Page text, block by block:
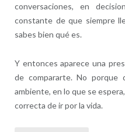
conversaciones, en
constante de que siempre
sabes bien qué es.
Y entonces aparece una
de compararte. No porque
ambiente, en lo que se
correcta de ir por la vida.